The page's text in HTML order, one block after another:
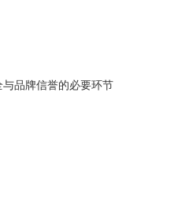
品牌信誉的必要环节